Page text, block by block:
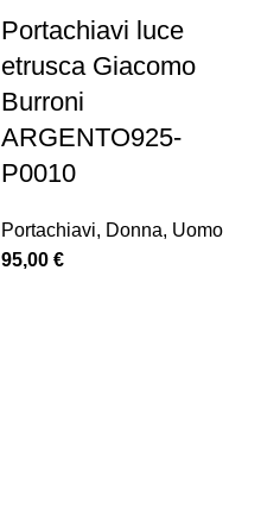
Portachiavi luce
etrusca Giacomo
Burroni
ARGENTO925-
P0010
Portachiavi, Donna, Uomo
95,00 €